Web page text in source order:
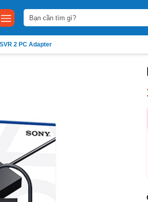
Tìm
kiếm:
2 PC Adapter